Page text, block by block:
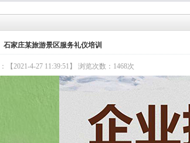
石家庄某旅游景区服务礼仪培训
【2021-4-27 11:39:51】 浏览次数：1468次